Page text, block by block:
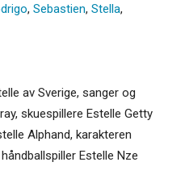
, Sebastien, Stella,
av Sverige, sanger og
skuespillere Estelle Getty
Alphand, karakteren
Estelle Nze